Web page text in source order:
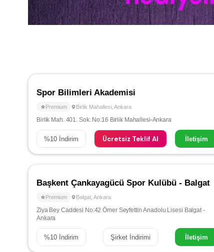
Spor Bilimleri Akademisi
Premium Birlik Mahallesi Ankara
Birlik Mah. 401. Sok. No:16 Birlik Mahallesi-Ankara
%10 İndirim Ücretsiz Teklif Al İletişim
Başkent Çankayagücü Spor Kulübü - Balgat
Premium Balgat Ankara
Ziya Bey Caddesi No:42 Ömer Seyfettin Anadolu Lisesi Balgat -
Ankara
%10 İndirim Şirket İndirimi İletişim